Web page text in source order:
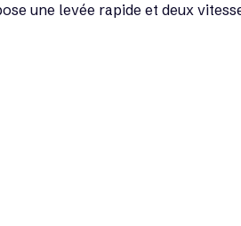
une levée rapide et deux